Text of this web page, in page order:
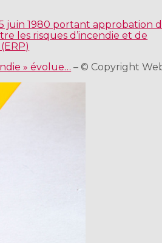
juin 1980 portant approbation
les risques d’incendie et de
» évolue… – © Copyright